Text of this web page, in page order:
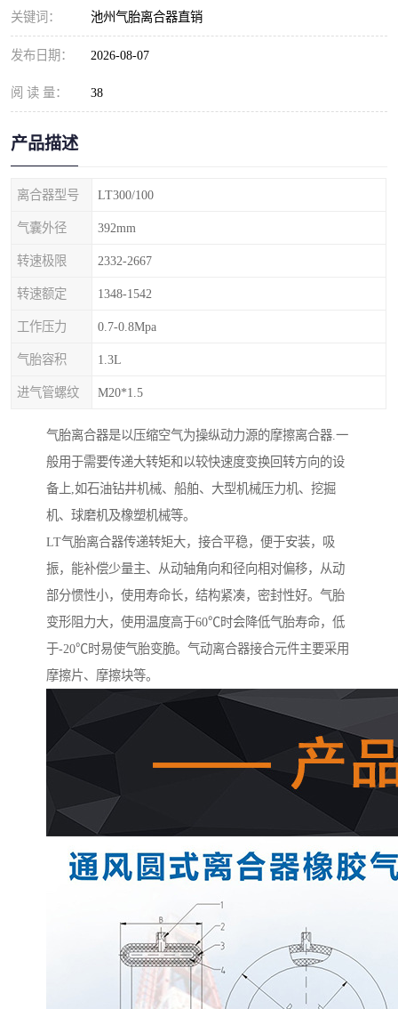
关键词： 池州气胎离合器直销
发布日期： 2026-08-07
阅 读 量： 38
产品描述
离合器型号 LT300/100
气囊外径 392mm
转速极限 2332-2667
转速额定 1348-1542
工作压力 0.7-0.8Mpa
气胎容积 1.3L
进气管螺纹 M20*1.5
气胎离合器是以压缩空气为操纵动力源的摩擦离合器.一
般用于需要传递大转矩和以较快速度变换回转方向的设
备上,如石油钻井机械、船舶、大型机械压力机、挖掘
机、球磨机及橡塑机械等。
LT气胎离合器传递转矩大，接合平稳，便于安装，吸
振，能补偿少量主、从动轴角向和径向相对偏移，从动
部分惯性小，使用寿命长，结构紧凑，密封性好。气胎
变形阻力大，使用温度高于60℃时会降低气胎寿命，低
于-20℃时易使气胎变脆。气动离合器接合元件主要采用
摩擦片、摩擦块等。